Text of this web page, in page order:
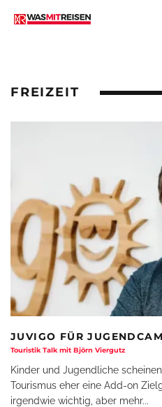
FREIZEIT
JUVIGO FÜR
Touristik Talk mit Björn Viergutz
Kinder und Jugendliche
Tourismus eher eine Add-on
irgendwie wichtig, aber mehr...